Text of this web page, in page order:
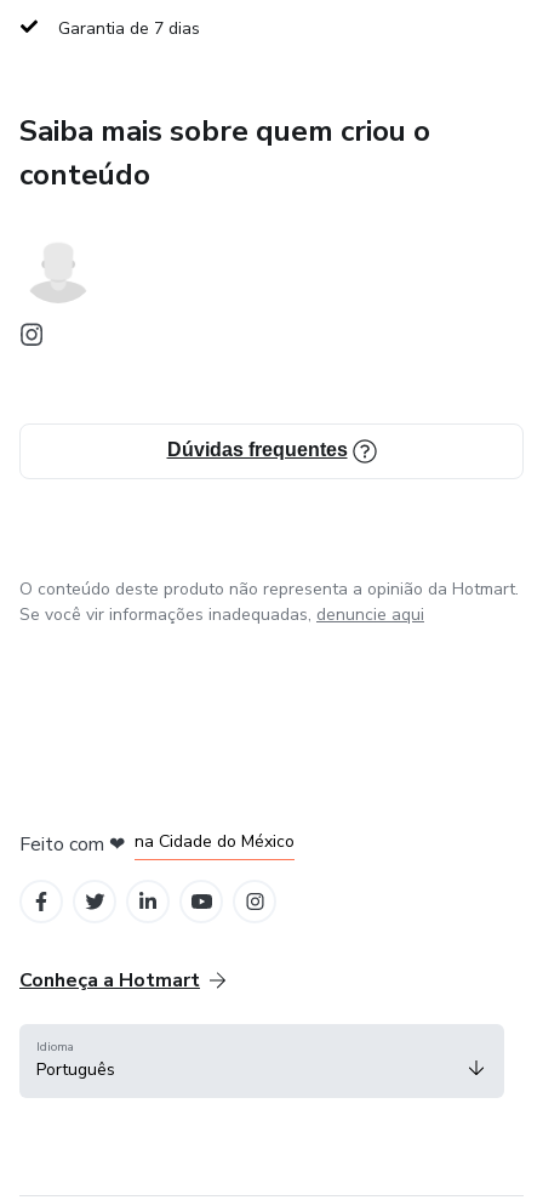
Garantia de 7 dias
Saiba mais sobre quem criou o
conteúdo
Dúvidas frequentes
O conteúdo deste produto não representa a opinião da Hotmart.
Se você vir informações inadequadas, denuncie aqui
Feito com ❤ na Cidade do México
Conheça a Hotmart
Idioma
Português